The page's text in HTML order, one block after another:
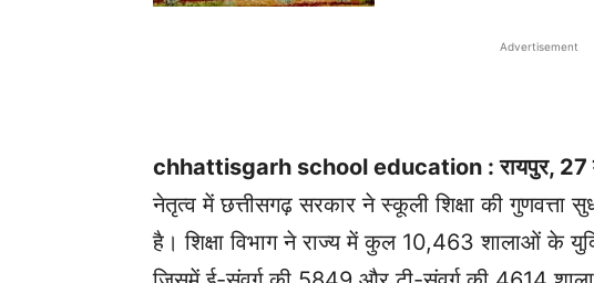
Advertisement
chhattisgarh school education : रायपुर, 27
नेतृत्व में छत्तीसगढ़ सरकार ने स्कूली शिक्षा की गुणवत्ता
है। शिक्षा विभाग ने राज्य में कुल 10,463 शालाओं के